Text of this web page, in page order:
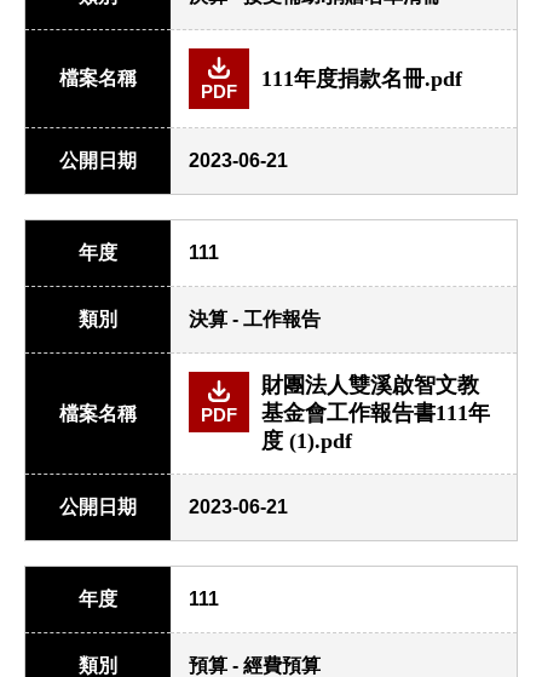
檔案名稱
PDF
111年度捐款名冊.pdf
公開日期 2023-06-21
年度 111
類別 決算 - 工作報告
檔案名稱 PDF
財團法人雙溪啟智文教
基金會工作報告書111年
度 (1).pdf
公開日期 2023-06-21
年度 111
類別 預算 - 經費預算